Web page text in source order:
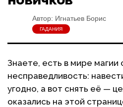
Автор: Игнатьев Борис
ГАДАНИЯ
Знаете, есть в мире магии
несправедливость:
угодно, а вот снять её —
оказались на этой